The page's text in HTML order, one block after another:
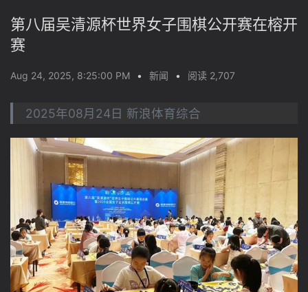
第八届吴清源杯世界女子围棋公开赛在榕开
赛
Aug 24, 2025, 8:25:00 PM • 新闻 • 阅读 2,707
2025年08月24日 新浪体育综合